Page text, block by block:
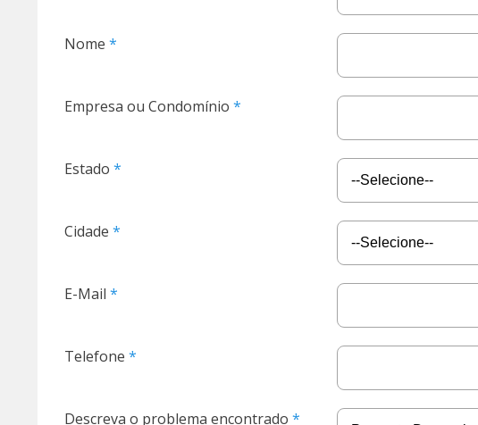
Nome
Empresa ou Condomínio
Estado
Cidade
E-Mail
Telefone
Descreva o problema encontrado